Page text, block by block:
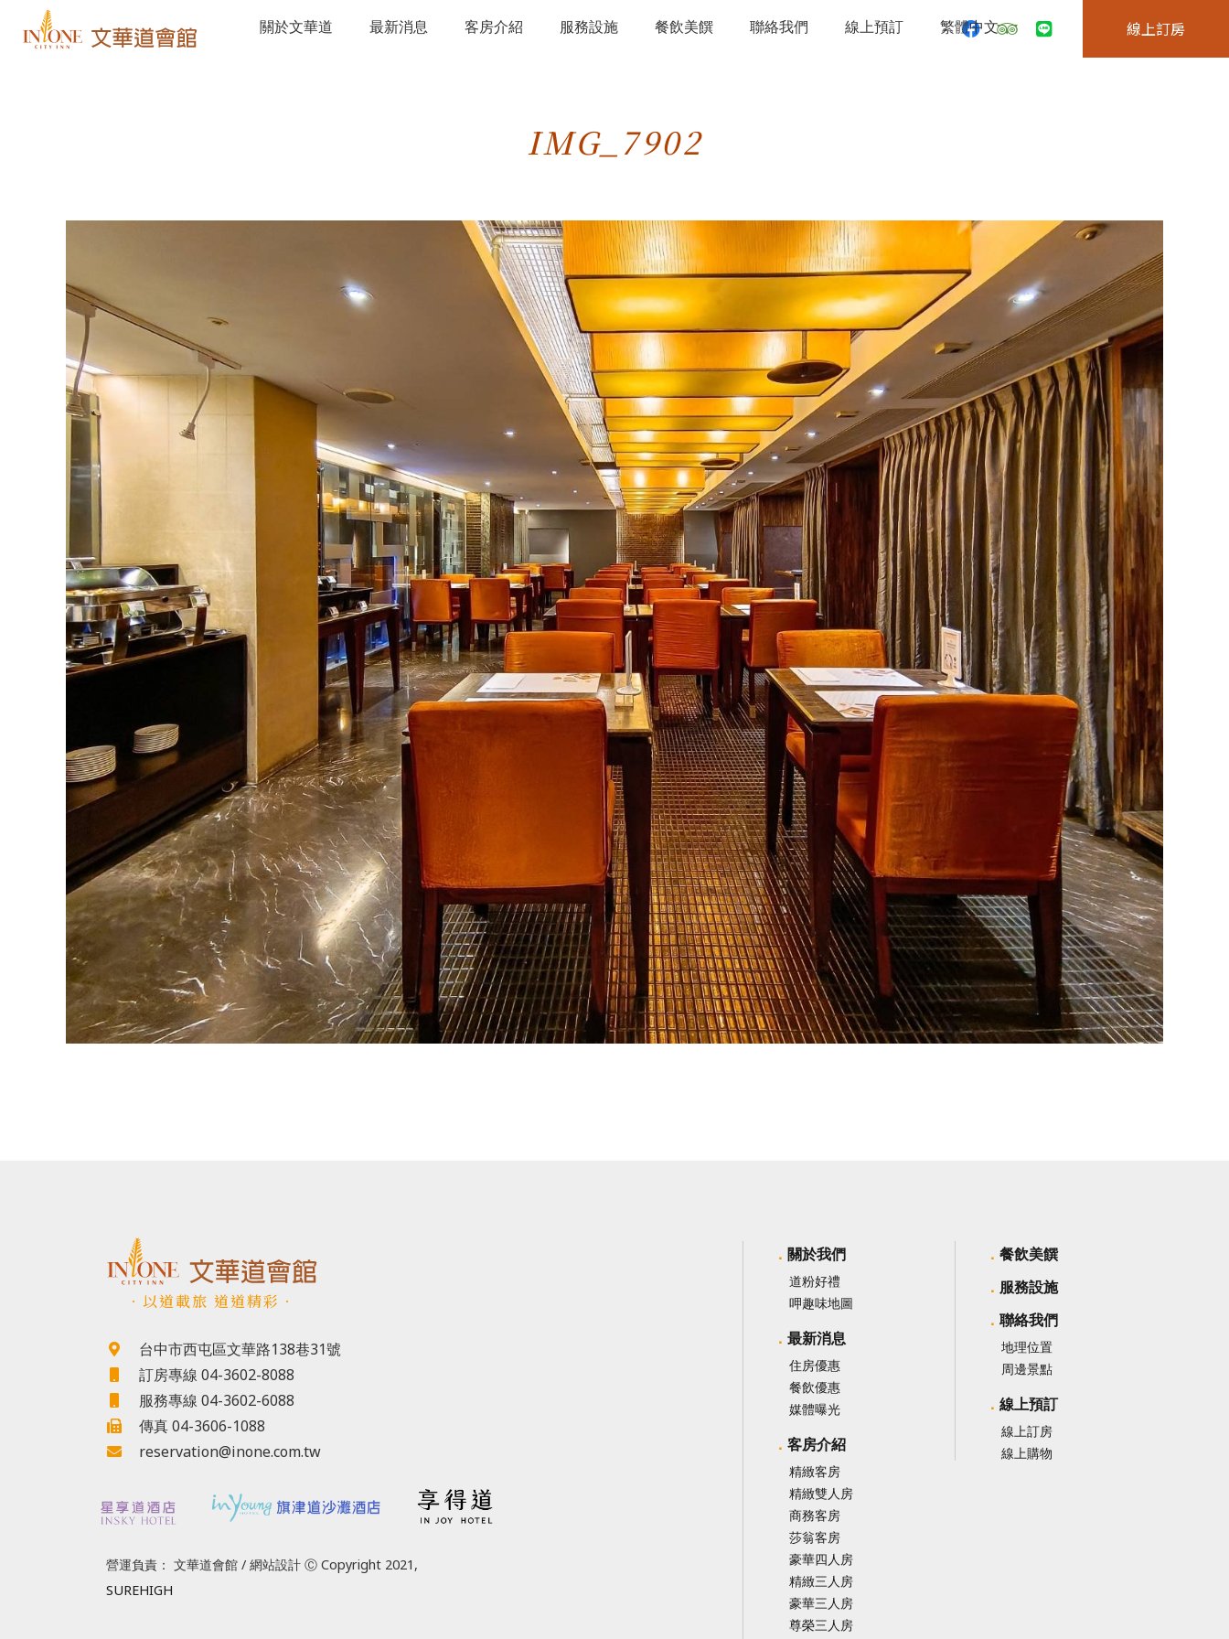
關於文華道 最新消息 客房介紹 服務設施 餐飲美饌 聯絡我們 線上預訂 繁體中文 線上訂房
IMG_7902
．以道載旅 道道精彩．
台中市西屯區文華路138巷31號
訂房專線 04-3602-8088
服務專線 04-3602-6088
傳真 04-3606-1088
reservation@inone.com.tw
營運負責： 文華道會館 / 網站設計 Ⓒ Copyright 2021,
SUREHIGH
關於我們
道粉好禮
呷趣味地圖
最新消息
住房優惠
餐飲優惠
媒體曝光
客房介紹
精緻客房
精緻雙人房
商務客房
莎翁客房
豪華四人房
精緻三人房
豪華三人房
尊榮三人房
餐飲美饌
服務設施
聯絡我們
地理位置
周邊景點
線上預訂
線上訂房
線上購物